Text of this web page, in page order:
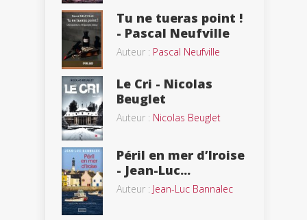
Tu ne tueras point !
- Pascal Neufville
Auteur : Pascal Neufville
Le Cri - Nicolas
Beuglet
Auteur : Nicolas Beuglet
Péril en mer d’Iroise
- Jean-Luc...
Auteur : Jean-Luc Bannalec